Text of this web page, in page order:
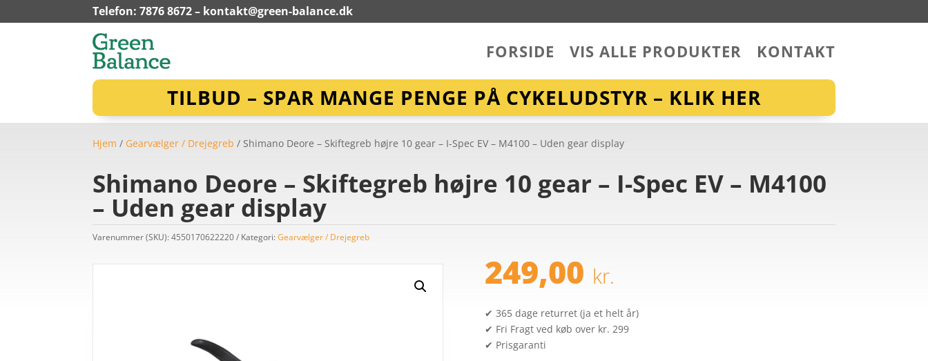
Telefon: 7876 8672 – kontakt@green-balance.dk
FORSIDE VIS ALLE PRODUKTER KONTAKT
TILBUD – SPAR MANGE PENGE PÅ CYKELUDSTYR – KLIK HER
Hjem / Gearvælger / Drejegreb / Shimano Deore – Skiftegreb højre 10 gear – I-Spec EV – M4100 – Uden gear display
Shimano Deore – Skiftegreb højre 10 gear – I-Spec EV – M4100
– Uden gear display
Varenummer (SKU):4550170622220 Kategori:Gearvælger / Drejegreb
249,00 kr.
✔ 365 dage returret (ja et helt år)
✔ Fri Fragt ved køb over kr. 299
✔ Prisgaranti